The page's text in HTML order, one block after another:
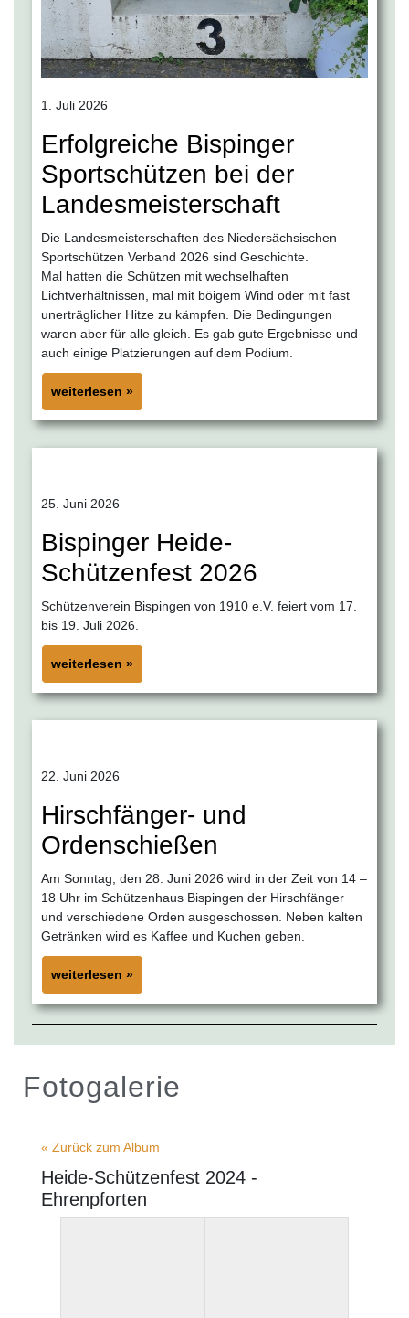
1. Juli 2026
Erfolgreiche Bispinger
Sportschützen bei der
Landesmeisterschaft
Die Landesmeisterschaften des Niedersächsischen
Sportschützen Verband 2026 sind Geschichte.
Mal hatten die Schützen mit wechselhaften
Lichtverhältnissen, mal mit böigem Wind oder mit fast
unerträglicher Hitze zu kämpfen. Die Bedingungen
waren aber für alle gleich. Es gab gute Ergebnisse und
auch einige Platzierungen auf dem Podium.
weiterlesen »
25. Juni 2026
Bispinger Heide-
Schützenfest 2026
Schützenverein Bispingen von 1910 e.V. feiert vom 17.
bis 19. Juli 2026.
weiterlesen »
22. Juni 2026
Hirschfänger- und
Ordenschießen
Am Sonntag, den 28. Juni 2026 wird in der Zeit von 14 –
18 Uhr im Schützenhaus Bispingen der Hirschfänger
und verschiedene Orden ausgeschossen. Neben kalten
Getränken wird es Kaffee und Kuchen geben.
weiterlesen »
Fotogalerie
« Zurück zum Album
Heide-Schützenfest 2024 -
Ehrenpforten